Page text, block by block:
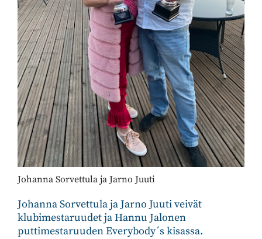
Johanna Sorvettula ja Jarno Juuti
Johanna Sorvettula ja Jarno Juuti veivät
klubimestaruudet ja Hannu Jalonen
puttimestaruuden Everybody´s kisassa.